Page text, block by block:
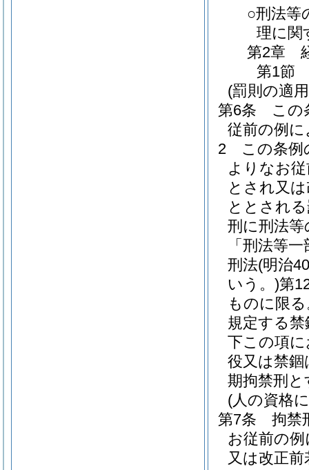
○刑法等
理に関
第2章
第1節
(罰則の適
第6条
この
従前の例
2
この条例
よりなお
とされ又
ととされ
刑に刑法
「刑法等
刑法(明治
いう。)第
ものに限
規定する禁
下この項
役又は禁
期拘禁刑と
(人の資格
第7条
拘禁
お従前の
又は改正